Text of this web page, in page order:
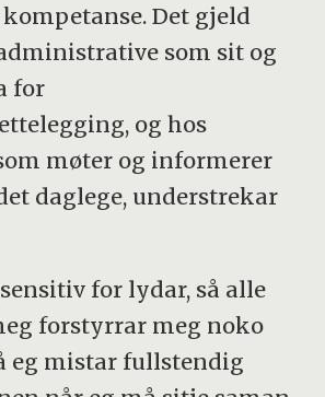
Det gjeld
som sit og
for
og hos
møter og informerer
daglege, understrekar
for lydar, så alle
forstyrrar meg noko
eg mistar fullstendig